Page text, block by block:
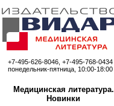
+7-495-626-8046, +7-495-768-0434
понедельник-пятница, 10:00-18:00
Медицинская литература.
Новинки